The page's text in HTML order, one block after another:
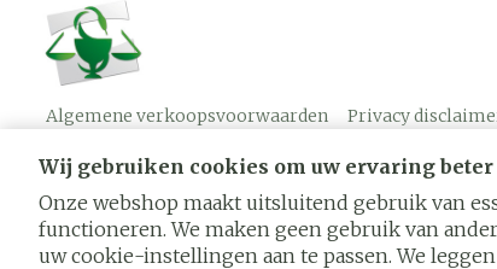
Wij gebruiken cookies om uw ervaring
Onze webshop maakt uitsluitend gebruik van
functioneren. We maken geen gebruik van
uw cookie-instellingen aan te passen. We
Algemene verkoopsvoorwaarden Privacy